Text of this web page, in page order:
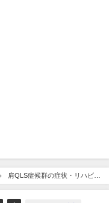
肩QLS症候群の症状・リハビリ